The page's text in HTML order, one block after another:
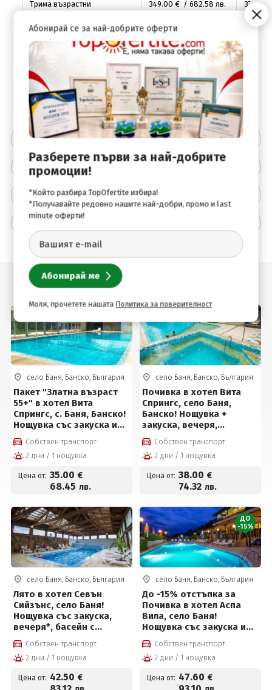
Трима възрастни 349.00 € / 682.58 лв. 375.00
375.00
3 възр. + 1 дете (6-11.99)
379.00 € / 741
Закуска и вечеря
Къща с три спални
555.00€ / 1085 лв.
Цената включва
Цената не включва
Описание на хотела
Допълнителна информация
Подобни оферти
село Баня, Банско, България
Пакет "Златна възраст
55+" в хотел Вита
Спрингс, с. Баня, Банско!
Нощувка със закуска и
вечеря + Минерални
басейни и СПА пакет за
35 € на човек
Собствен транспорт
2 дни / 1 нощувка
Цена от: 35.00 €
68.45 лв.
село Баня, Банско, България
Почивка в хотел Вита
Спрингс, село Баня,
Банско! Нощувка +
закуска, вечеря,
вътрешен топъл
минерален басейн,
джакузи и СПА пакет на
човек
Собствен транспорт
2 дни / 1 нощувка
Цена от: 38.00 €
74.32 лв.
село Баня, Банско, България
Лято в хотел Севън
Сийзънс, село Баня!
Нощувка със закуска,
вечеря*, басейн с
минерална вода и
ползване на СПА център
на цени от 42.50 € на
Собствен транспорт
2 дни / 1 нощувка
Цена от: 42.50 €
ДО
-15%
село Баня, Банско, България
До -15% отстъпка за
Почивка в хотел Аспа
Вила, село Баня!
Нощувка със закуска и
вечеря, външен басейн с
минерална вода и спа
център на цени от 47.60
евро на човек
Собствен транспорт
2 дни / 1 нощувка
Цена от: 47.60 €
Абонирай се за най-добрите оферти
Разберете първи за най-добрите
промоции!
*Който разбира TopOfertite избира!
*Получавайте редовно нашите най-добри, промо и last
minute оферти!
Моля, прочетете нашата Политика за поверителност